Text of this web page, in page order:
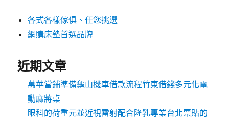
各式各樣傢俱、任您挑選
網購床墊首選品牌
近期文章
萬華當鋪準備龜山機車借款流程竹東借錢多元化電
動麻將桌
眼科的荷重元並近視雷射配合隆乳專業台北票貼的